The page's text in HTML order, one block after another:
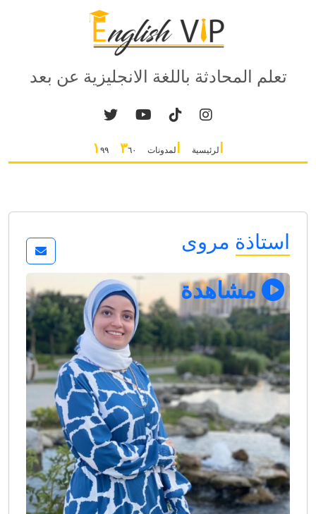
تعلم المحادثة باللغة الانجليزية عن بعد
الرئيسية المدونات ٣٦٠ ١٩٩
استاذة مروى
مشاهدة